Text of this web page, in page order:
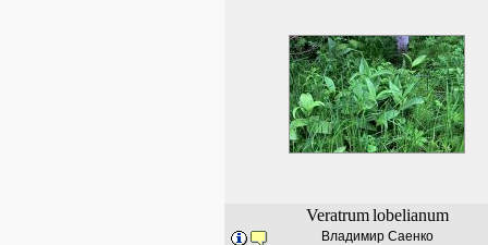
Veratrum lobelianum
Владимир Саенко